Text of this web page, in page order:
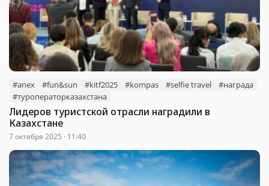
#anex #fun&sun #kitf2025 #kompas #selfie travel
#награда
#туроператорказахстана
Лидеров туристской отрасли наградили в
Казахстане
7 октября 2025 · 11:40